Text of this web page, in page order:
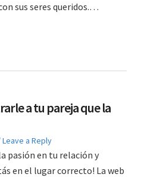
sus seres queridos.…
a tu pareja que la
Leave a Reply
pasión en tu relación y
en el lugar correcto! La web